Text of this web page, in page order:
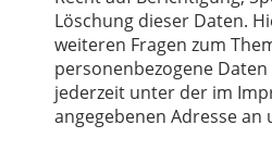
Löschung dieser Daten.
weiteren Fragen zum
personenbezogene Daten
jederzeit unter der im
angegebenen Adresse an